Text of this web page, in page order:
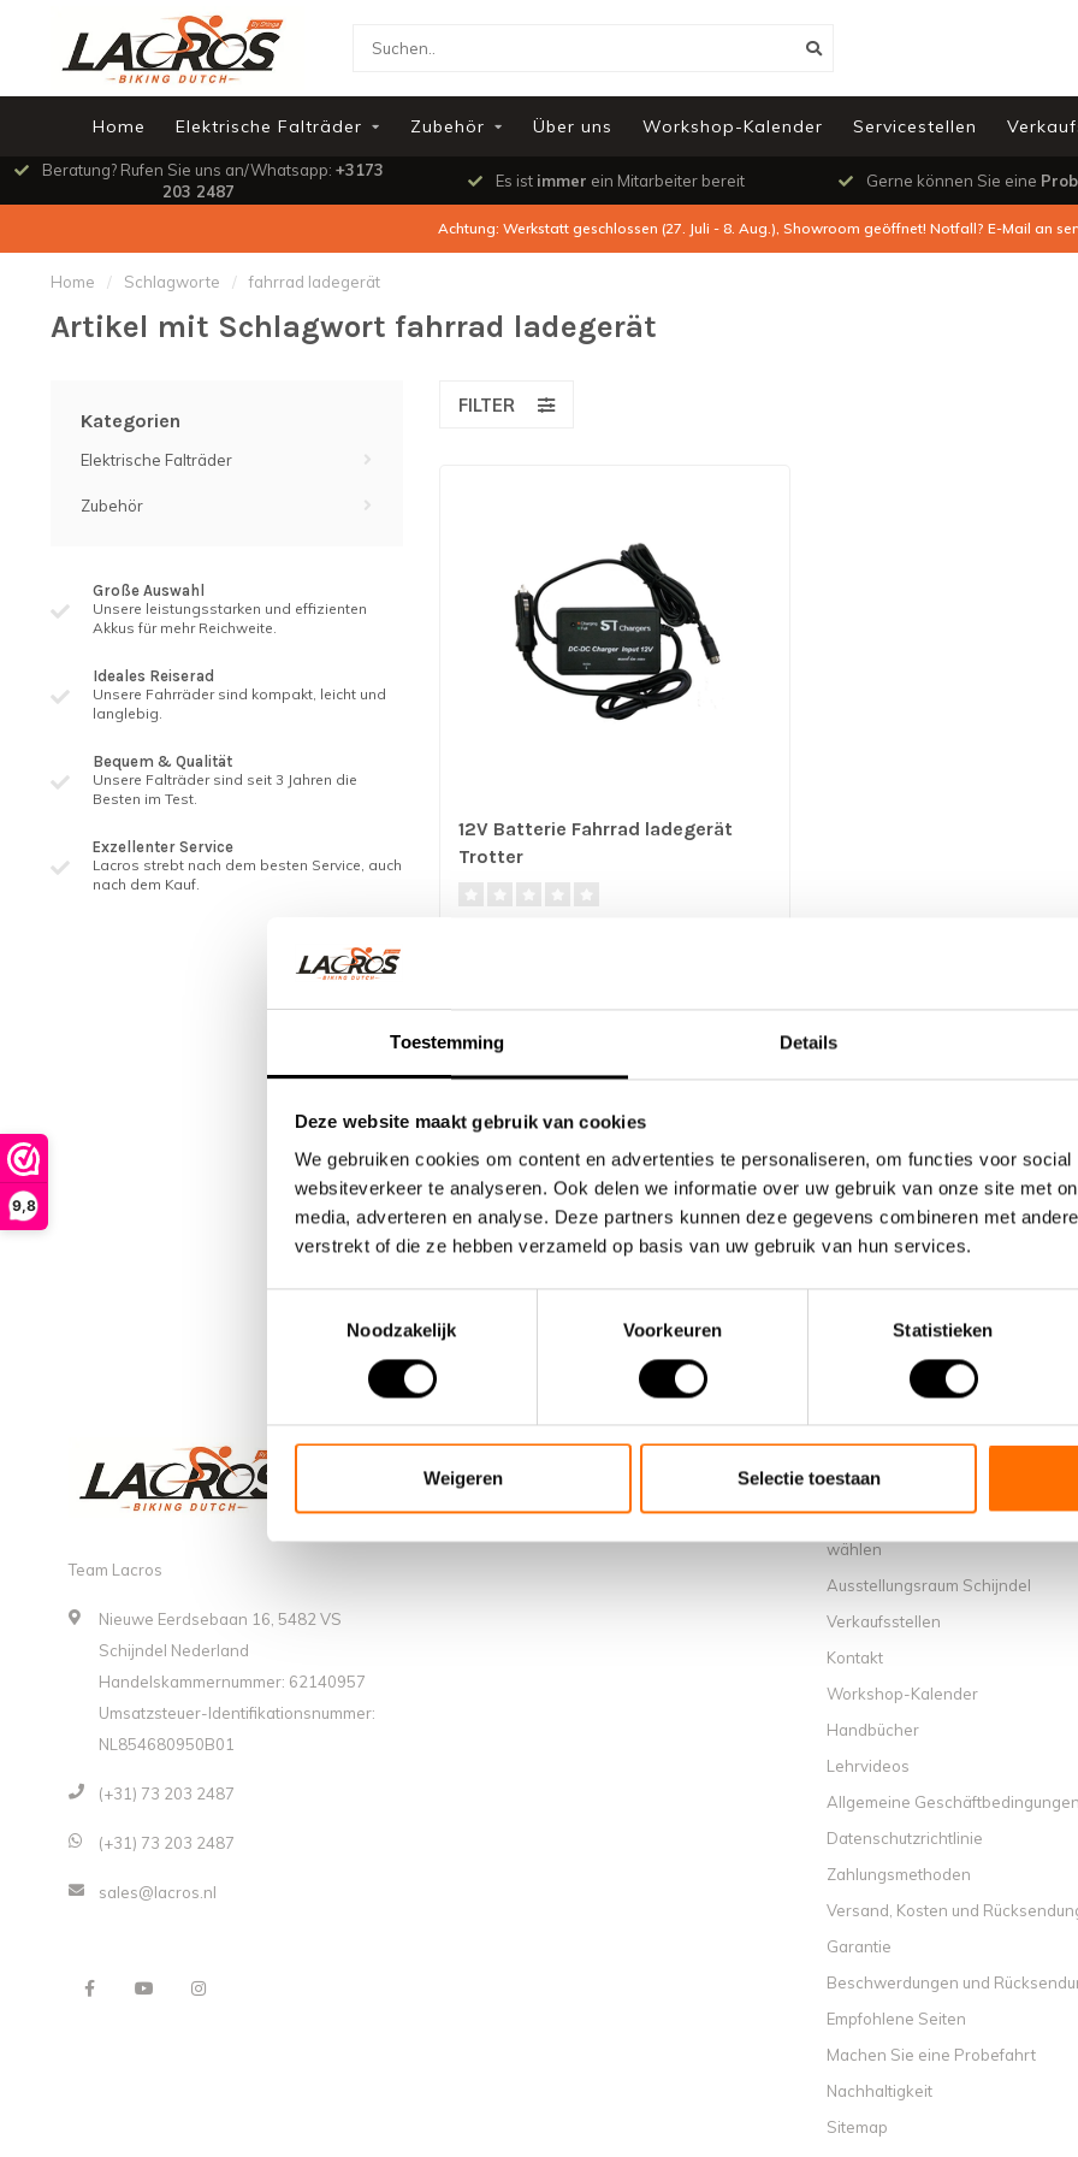
9,8
Toestemming Details
Deze website maakt gebruik van cookies
We gebruiken cookies om content en advertenties te personaliseren, om functies voor
websiteverkeer te analyseren. Ook delen we informatie over uw gebruik van onze site met
media, adverteren en analyse. Deze partners kunnen deze gegevens combineren met
verstrekt of die ze hebben verzameld op basis van uw gebruik van hun services.
Noodzakelijk
Voorkeuren Statistieken
Weigeren Selectie toestaan
Home Elektrische Falträder Zubehör Über uns Workshop-Kalender Servicestellen
Beratung? Rufen Sie uns an/Whatsapp: +3173
203 2487
Es ist immer ein Mitarbeiter bereit Gerne können Sie eine
Achtung: Werkstatt geschlossen (27. Juli - 8. Aug.), Showroom geöffnet! Notfall? E-Mail an
Home / Schlagworte / fahrrad ladegerät
Artikel mit Schlagwort fahrrad ladegerät
Kategorien
Elektrische Falträder
Zubehör
Große Auswahl
Unsere leistungsstarken und effizienten
Akkus für mehr Reichweite.
Ideales Reiserad
Unsere Fahrräder sind kompakt, leicht und
langlebig.
Bequem & Qualität
Unsere Falträder sind seit 3 ​​Jahren die
Besten im Test.
Exzellenter Service
Lacros strebt nach dem besten Service, auch
nach dem Kauf.
FILTER
12V Batterie Fahrrad ladegerät
Trotter
Team Lacros
Nieuwe Eerdsebaan 16, 5482 VS
Schijndel Nederland
Handelskammernummer: 62140957
Umsatzsteuer-Identifikationsnummer:
NL854680950B01
(+31) 73 203 2487
(+31) 73 203 2487
sales@lacros.nl
Informationen
Über uns
wählen
Ausstellungsraum Schijndel
Verkaufsstellen
Kontakt
Workshop-Kalender
Handbücher
Lehrvideos
Allgemeine
Datenschutzrichtlinie
Zahlungsmethoden
Versand, Kosten und
Garantie
Beschwerdungen und
Empfohlene Seiten
Machen Sie eine Probefahrt
Nachhaltigkeit
Sitemap